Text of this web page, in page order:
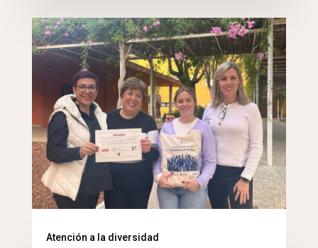
Atención a la diversidad